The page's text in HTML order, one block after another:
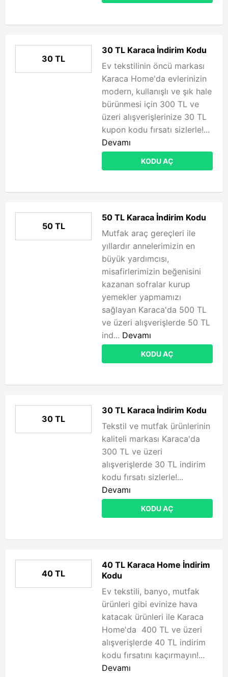
30 TL
30 TL Karaca İndirim Kodu
Ev tekstilinin öncü markası
Karaca Home'da evlerinizin
modern, kullanışlı ve şık hale
bürünmesi için 300 TL ve
üzeri alışverişlerinize 30 TL
kupon kodu fırsatı sizlerle!...
Devamı
KODU AÇ
50 TL
50 TL Karaca İndirim Kodu
Mutfak araç gereçleri ile
yıllardır annelerimizin en
büyük yardımcısı,
misafirlerimizin beğenisini
kazanan sofralar kurup
yemekler yapmamızı
sağlayan Karaca'da 500 TL
ve üzeri alışverişlerde 50 TL
ind... Devamı
KODU AÇ
30 TL
30 TL Karaca İndirim Kodu
Tekstil ve mutfak ürünlerinin
kaliteli markası Karaca'da
300 TL ve üzeri
alışverişlerde 30 TL indirim
kodu fırsatı sizlerle!...
Devamı
KODU AÇ
40 TL
40 TL Karaca Home İndirim
Kodu
Ev tekstili, banyo, mutfak
ürünleri gibi evinize hava
katacak ürünleri ile Karaca
Home'da 400 TL ve üzeri
alışverişlerde 40 TL indirim
kodu fırsatını kaçırmayın!...
Devamı